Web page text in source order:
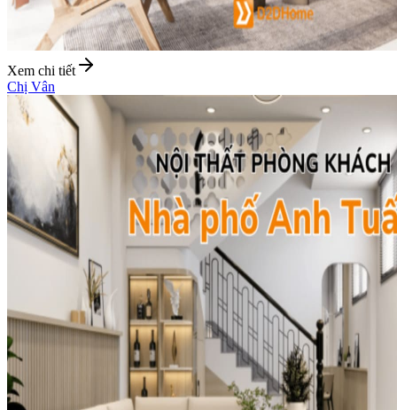
Xem chi tiết
Chị Vân